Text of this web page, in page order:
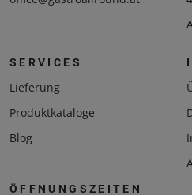
SERVICES
Lieferung
Produktkataloge
Blog
ÖFFNUNGSZEITEN